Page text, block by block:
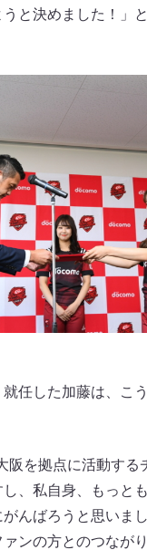
と決めました！」
任した加藤は、こ
阪を拠点に活動する
、私自身、もっと
がんばろうと思いま
ンの方とのつなが